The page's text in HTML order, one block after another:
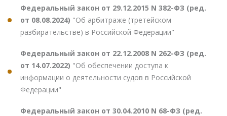
Федеральный закон от 29.12.2015 N 382-ФЗ (ред.
от 08.08.2024) "Об арбитраже (третейском
разбирательстве) в Российской Федерации"
Федеральный закон от 22.12.2008 N 262-ФЗ (ред.
от 14.07.2022) "Об обеспечении доступа к
информации о деятельности судов в Российской
Федерации"
Федеральный закон от 30.04.2010 N 68-ФЗ (ред.